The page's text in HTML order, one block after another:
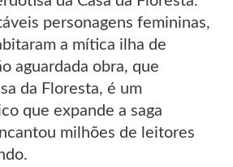
personagens femininas,
a mítica ilha de
aguardada obra, que
da Floresta, é um
que expande a saga
milhões de leitores